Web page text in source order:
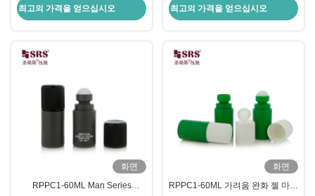
Cap Ribbed For Deodorant Gel
Pain Relief
최고의 가격을 얻으십시오
Wholesale Roller Ball Bottles
최고의 가격을 얻으십시오
화면
RPPC1-60ML Man Series
화면
RPPC1-60ML 가려움 완화 젤 마사